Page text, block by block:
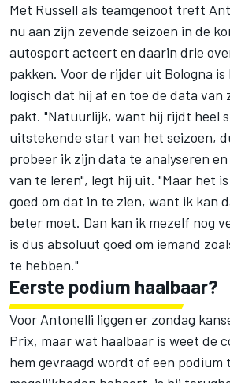
Met Russell als teamgenoot treft
nu aan zijn zevende seizoen in de
autosport acteert en daarin drie
pakken. Voor de rijder uit Bologna
logisch dat hij af en toe de data van
pakt. "Natuurlijk, want hij rijdt heel
uitstekende start van het seizoen,
probeer ik zijn data te analyseren
van te leren", legt hij uit. "Maar het
goed om dat in te zien, want ik kan
beter moet. Dan kan ik mezelf nog
is dus absoluut goed om iemand
te hebben."
Eerste podium haalbaar?
Voor Antonelli liggen er zondag
Prix, maar wat haalbaar is weet de
hem gevraagd wordt of een podium